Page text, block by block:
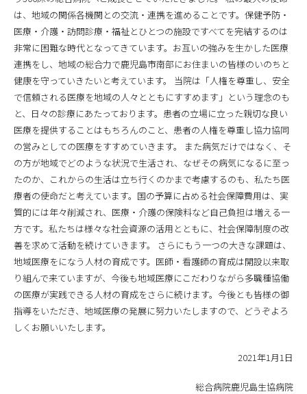
は、地域の関係各機関との交流・連携を進めることです。保健予防・
医療・介護・訪問診療・福祉とひとつの施設ですべてを完結するのは
非常に困難な時代となってきています。お互いの強みを生かした医療
連携をし、地域の総合力で鹿児島市南部にお住まいの皆様のいのちと
健康を守っていきたいと考えています。 当院は「人権を尊重し、安全
で信頼される医療を地域の人々とともにすすめます」という理念のも
と、日々の診療にあたっております。患者の立場に立った親切な良い
医療を提供することはもちろんのこと、患者の人権を尊重し協力協同
の営みとしての医療をすすめていきます。 また病気だけではなく、そ
の方が地域でどのような状況で生活され、なぜその病気になるに至っ
たのか、これからの生活は立ち行くのかまで考慮するのも、私たち医
療者の使命だと考えています。国の予算に占める社会保障費用は、実
質的には年々削減され、医療・介護の保険料など自己負担は増える一
方です。私たちは様々な社会資源の活用とともに、社会保障制度の改
善を求めて活動を続けていきます。 さらにもう一つの大きな課題は、
地域医療をになう人材の育成です。医師・看護師の育成は開設以来取
り組んで来ていますが、今後も地域医療にこだわりながら多職種協働
の医療が実践できる人材の育成をさらに続けます。今後とも皆様の御
指導をいただき、地域医療の発展に努力いたしますので、どうぞよろ
しくお願いいたします。
2021年1月1日
総合病院鹿児島生協病院